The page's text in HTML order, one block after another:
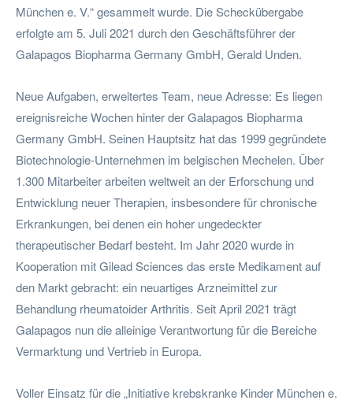
München e. V.“ gesammelt wurde. Die Scheckübergabe
erfolgte am 5. Juli 2021 durch den Geschäftsführer der
Galapagos Biopharma Germany GmbH, Gerald Unden.
Neue Aufgaben, erweitertes Team, neue Adresse: Es liegen
ereignisreiche Wochen hinter der Galapagos Biopharma
Germany GmbH. Seinen Hauptsitz hat das 1999 gegründete
Biotechnologie-Unternehmen im belgischen Mechelen. Über
1.300 Mitarbeiter arbeiten weltweit an der Erforschung und
Entwicklung neuer Therapien, insbesondere für chronische
Erkrankungen, bei denen ein hoher ungedeckter
therapeutischer Bedarf besteht. Im Jahr 2020 wurde in
Kooperation mit Gilead Sciences das erste Medikament auf
den Markt gebracht: ein neuartiges Arzneimittel zur
Behandlung rheumatoider Arthritis. Seit April 2021 trägt
Galapagos nun die alleinige Verantwortung für die Bereiche
Vermarktung und Vertrieb in Europa.
Voller Einsatz für die „Initiative krebskranke Kinder München e.